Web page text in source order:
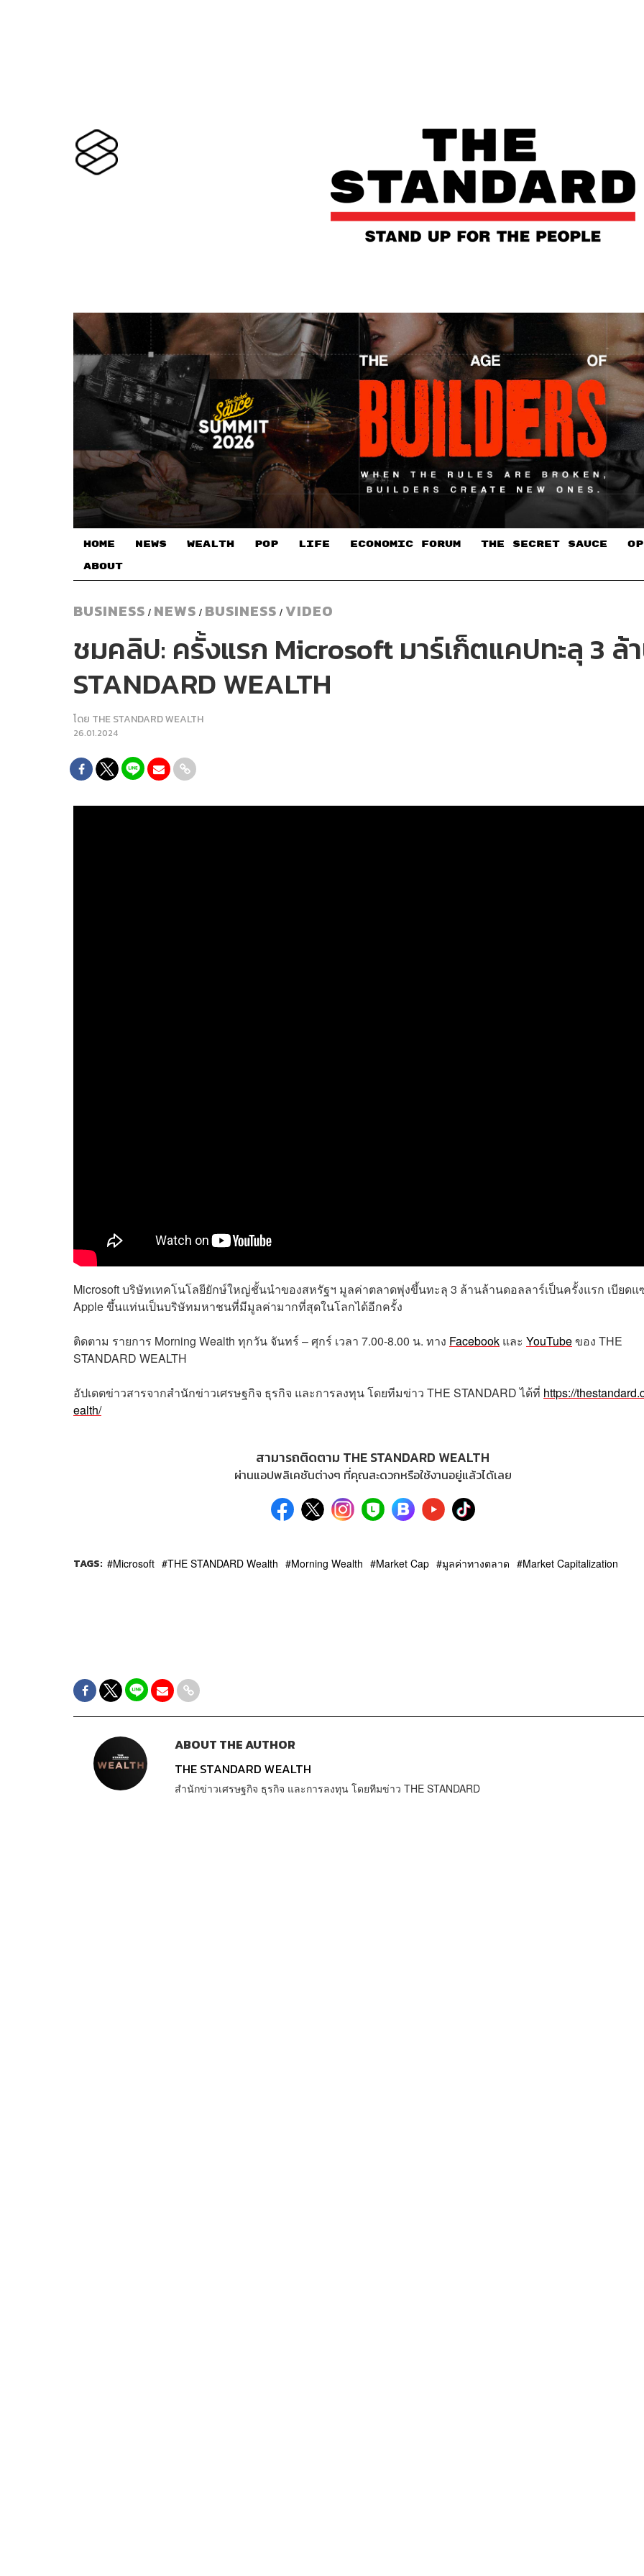
HOME NEWS WEALTH POP LIFE ECONOMIC FORUM THE SECRET SAUCE​
ABOUT
BUSINESS / NEWS / BUSINESS / VIDEO
ชมคลิป: ครั้งแรก Microsoft มาร์เก็ตแคปทะลุ 3 ล้
STANDARD WEALTH
โดย THE STANDARD WEALTH
26.01.2024
Microsoft บริษัทเทคโนโลยียักษ์ใหญ่ชั้นนำของสหรัฐฯ มูลค่าตลาดพุ่งขึ้นทะลุ 3 ล้านล้านดอลลาร์เป็นครั้งแรก เบียดแ
Apple ขึ้นแท่นเป็นบริษัทมหาชนที่มีมูลค่ามากที่สุดในโลกได้อีกครั้ง
ติดตาม รายการ Morning Wealth ทุกวัน จันทร์ –ศุกร์ เวลา 7.00-8.00 น. ทาง Facebook และ YouTubeของ THE
STANDARD WEALTH
อัปเดตข่าวสารจากสำนักข่าวเศรษฐกิจ ธุรกิจ และการลงทุน โดยทีมข่าว THE STANDARDได้ที่ https://
ealth/
สามารถติดตาม THE STANDARD WEALTH
ผ่านแอปพลิเคชันต่างๆ ที่คุณสะดวกหรือใช้งานอยู่แล้วได้เลย
TAGS: Microsoft THE STANDARD Wealth Morning Wealth Market Cap มูลค่าทางตลาด Market Capitalization
ABOUT THE AUTHOR
THE STANDARD WEALTH
สำนักข่าวเศรษฐกิจ ธุรกิจ และการลงทุน โดยทีมข่าว THE STANDARD